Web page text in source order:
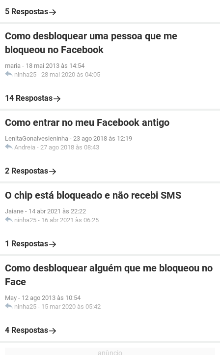
5 Respostas
Como desbloquear uma pessoa que me
bloqueou no Facebook
maria - 18 mai 2013 às 14:54
ninha25 - 28 mai 2020 às 04:05
14 Respostas
Como entrar no meu Facebook antigo
LenitaGonalvesleninha - 23 ago 2018 às 12:19
Andreia - 27 ago 2018 às 08:43
2 Respostas
O chip está bloqueado e não recebi SMS
Jaiane - 14 abr 2021 às 22:22
ninha25 - 16 abr 2021 às 06:25
1 Respostas
Como desbloquear alguém que me bloqueou no
Face
May - 12 ago 2013 às 10:54
ninha25 - 15 mar 2020 às 05:42
4 Respostas